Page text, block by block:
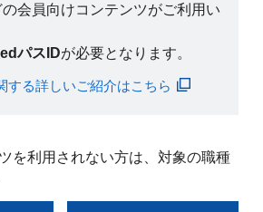
会員向けコンテンツがご利用い
パスIDが必要となります。
する詳しいご紹介はこちら
を利用されない方は、対象の職種